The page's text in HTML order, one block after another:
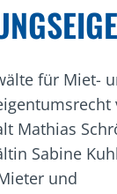
für Miet-
Mathias
Sabine
und